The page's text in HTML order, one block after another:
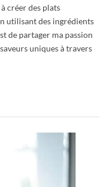
créer des plats
utilisant des ingrédients
de partager ma passion
uniques à travers